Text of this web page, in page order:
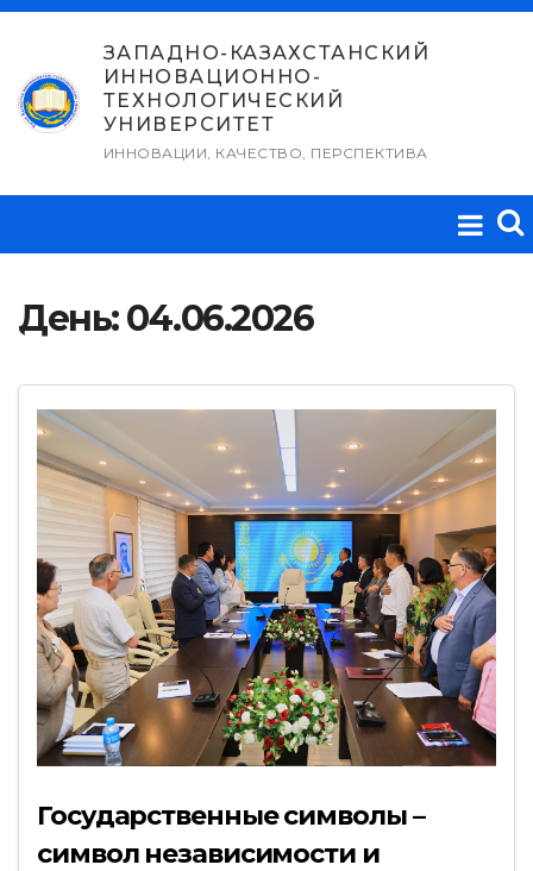
Перейти
содержимому
ЗАПАДНО-КАЗАХСТАНСКИЙ
ИННОВАЦИОННО-
ТЕХНОЛОГИЧЕСКИЙ
УНИВЕРСИТЕТ
ИННОВАЦИИ, КАЧЕСТВО, ПЕРСПЕКТИВА
День:04.06.2026
Государственные символы –
символ независимости и